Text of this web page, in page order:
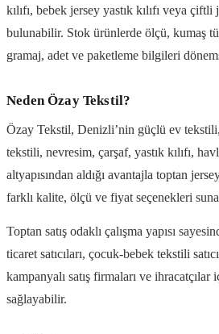
kılıfı, bebek jersey yastık kılıfı veya çiftli
bulunabilir. Stok ürünlerde ölçü, kumaş
gramaj, adet ve paketleme bilgileri
Neden Özay Tekstil?
Özay Tekstil, Denizli’nin güçlü ev
tekstili, nevresim, çarşaf, yastık kılıfı,
altyapısından aldığı avantajla toptan
farklı kalite, ölçü ve fiyat seçenekleri
Toptan satış odaklı çalışma yapısı
ticaret satıcıları, çocuk-bebek tekstili
kampanyalı satış firmaları ve
sağlayabilir.